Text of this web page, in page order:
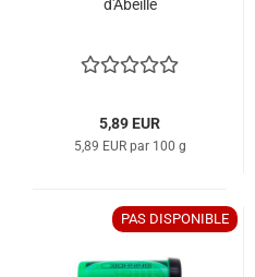
d'Abeille
5,89 EUR
5,89 EUR par 100 g
PAS DISPONIBLE